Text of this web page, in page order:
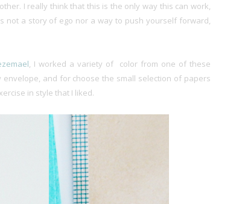
I really think that this is the only way this can work,
not a story of ego nor a way to push yourself forward,
, I worked a variety of color from one of these
and for choose the small selection of papers
in style that I liked.